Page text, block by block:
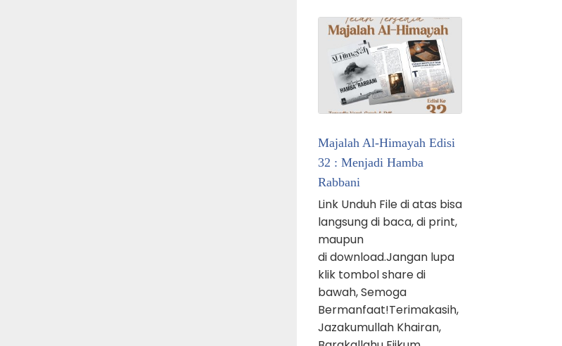
Majalah Al-Himayah Edisi
32 : Menjadi Hamba
Rabbani
Link Unduh File di atas bisa
langsung di baca, di print,
maupun
di download.Jangan lupa
klik tombol share di
bawah, Semoga
Bermanfaat!Terimakasih,
Jazakumullah Khairan,